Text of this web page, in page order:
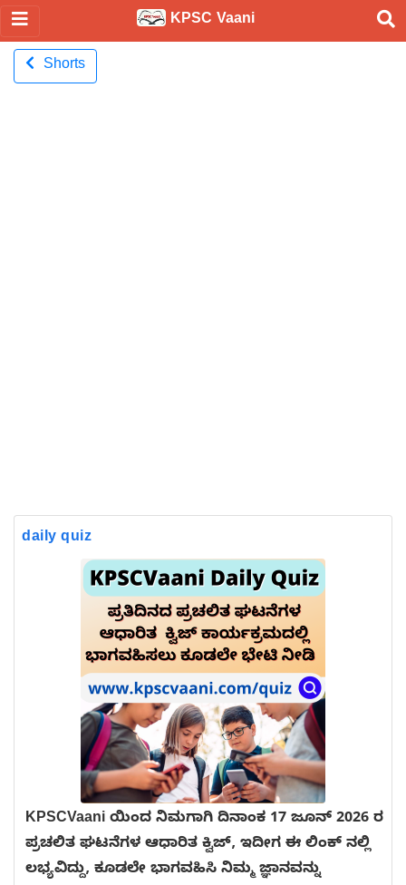
KPSC Vaani
Shorts
daily quiz
KPSCVaani ಯಿಂದ ನಿಮಗಾಗಿ ದಿನಾಂಕ 17 ಜೂನ್ 2026 ರ
ಪ್ರಚಲಿತ ಘಟನೆಗಳ ಆಧಾರಿತ ಕ್ವಿಜ್, ಇದೀಗ ಈ ಲಿಂಕ್ ನಲ್ಲಿ
ಲಭ್ಯವಿದ್ದು, ಕೂಡಲೇ ಭಾಗವಹಿಸಿ ನಿಮ್ಮ ಜ್ಞಾನವನ್ನು